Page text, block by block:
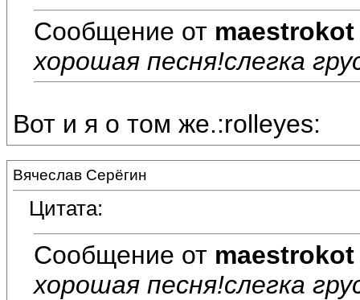
Сообщение от maestrokot
хорошая песня!слегка
Вот и я о том же.:rolleyes:
Вячеслав Серёгин
Цитата:
Сообщение от maestrokot
хорошая песня!слегка